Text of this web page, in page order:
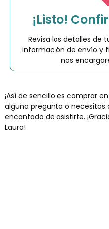
¡Listo!
Revisa los detalles de
información de envío y
nos
¡Así de sencillo es comprar
alguna pregunta o necesitas
encantado de asistirte.
Laura!